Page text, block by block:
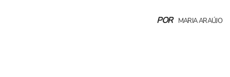
POR MARIA ARAÚJO